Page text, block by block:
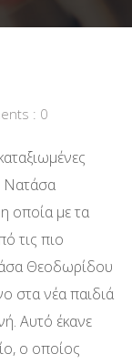
: 0
Νατάσα
οποία με τα
τις πιο
Θεοδωρίδου
στα νέα παιδιά
Αυτό έκανε
ο οποίος